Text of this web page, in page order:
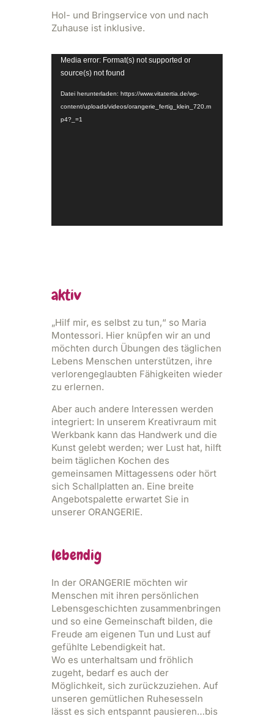
Hol- und Bringservice von und nach
Zuhause ist inklusive.
Video-
Player
Media error: Format(s) not supported or
source(s) not found
Datei herunterladen: https://www.vitatertia.de/wp-
content/uploads/videos/orangerie_fertig_klein_720.m
p4?_=1
aktiv
„Hilf mir, es selbst zu tun,“ so Maria
Montessori. Hier knüpfen wir an und
möchten durch Übungen des täglichen
Lebens Menschen unterstützen, ihre
verlorengeglaubten Fähigkeiten wieder
zu erlernen.
Aber auch andere Interessen werden
integriert: In unserem Kreativraum mit
Werkbank kann das Handwerk und die
Kunst gelebt werden; wer Lust hat, hilft
beim täglichen Kochen des
gemeinsamen Mittagessens oder hört
sich Schallplatten an. Eine breite
Angebotspalette erwartet Sie in
unserer ORANGERIE.
lebendig
In der ORANGERIE möchten wir
Menschen mit ihren persönlichen
Lebensgeschichten zusammenbringen
und so eine Gemeinschaft bilden, die
Freude am eigenen Tun und Lust auf
gefühlte Lebendigkeit hat.
Wo es unterhaltsam und fröhlich
zugeht, bedarf es auch der
Möglichkeit, sich zurückzuziehen. Auf
unseren gemütlichen Ruhesesseln
lässt es sich entspannt pausieren…bis